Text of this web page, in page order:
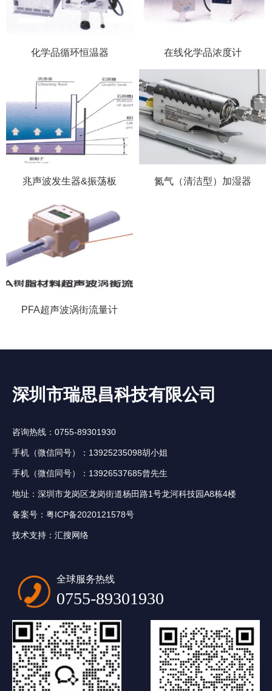
化学品循环恒温器 在线化学品浓度计
兆声波发生器&振荡板 氮气（清洁型）加湿器
PFA超声波涡街流量计
深圳市瑞思昌科技有限公司
咨询热线：0755-89301930
手机（微信同号）：13925235098胡小姐
手机（微信同号）：13926537685曾先生
地址：深圳市龙岗区龙岗街道杨田路1号龙河科技园A8栋4楼
备案号： 粤ICP备2020121578号
技术支持： 汇搜网络
全球服务热线
0755-89301930